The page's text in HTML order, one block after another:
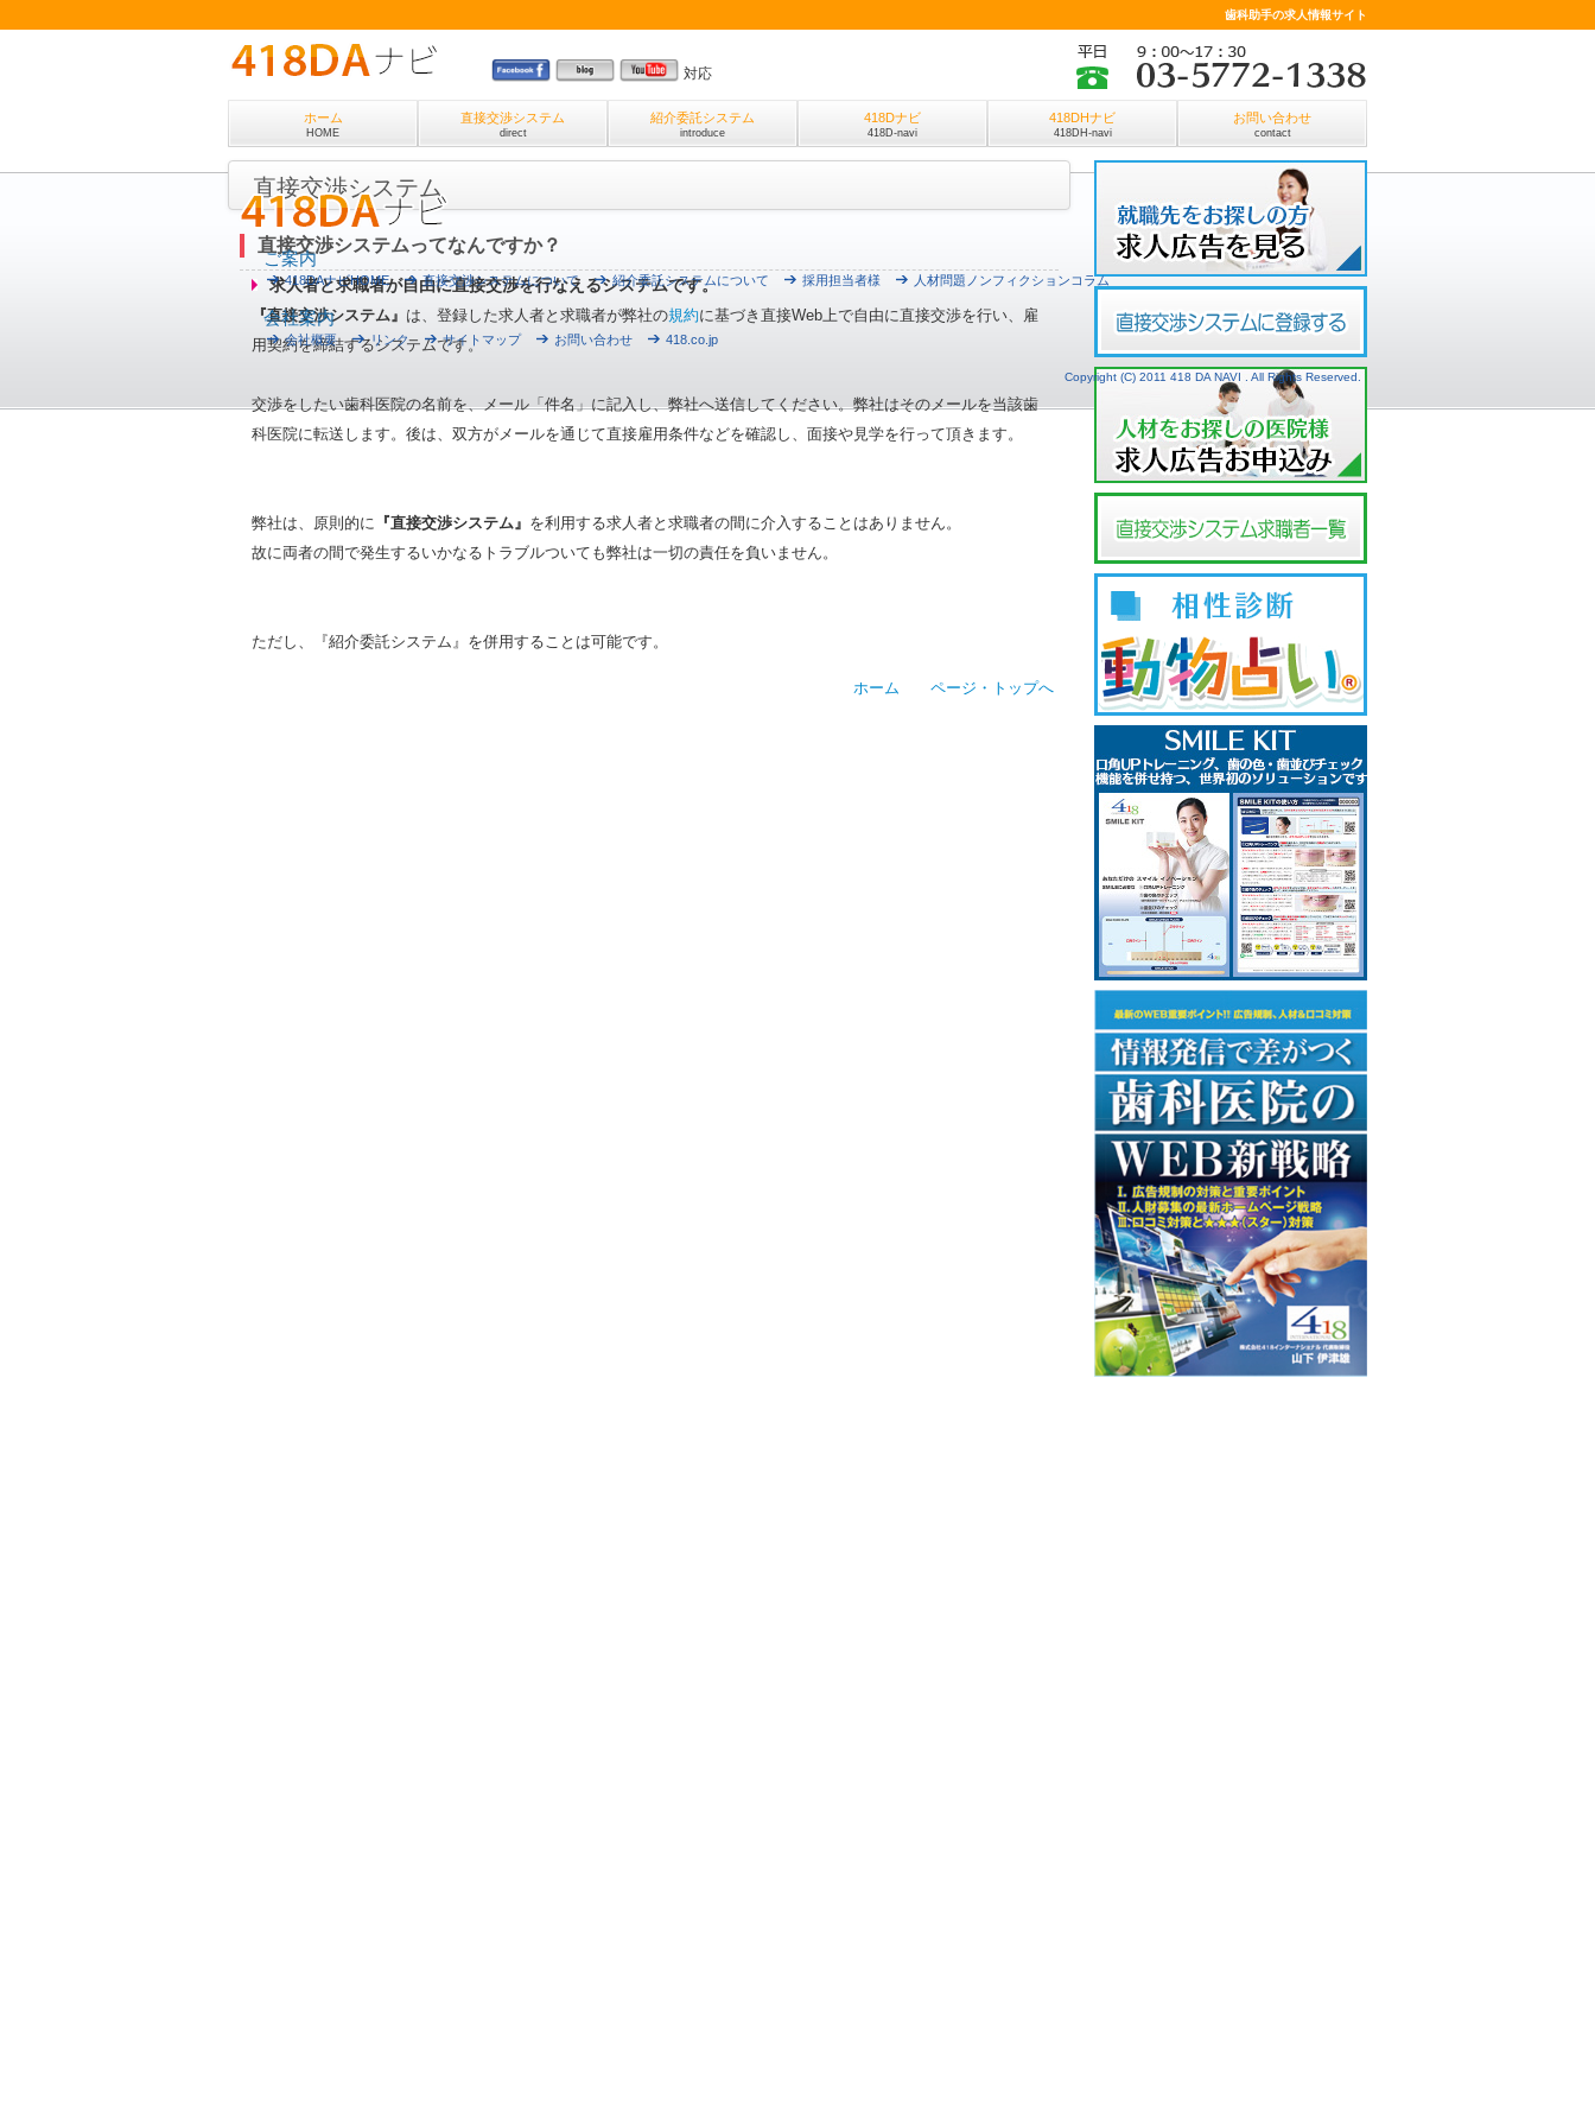
歯科助手の求人情報サイト
対応
ホーム
HOME
直接交渉システム
direct
紹介委託システム
introduce
418Dナビ
418D-navi
418DHナビ
418DH-navi
お問い合わせ
contact
直接交渉システム
直接交渉システムってなんですか？
求人者と求職者が自由に直接交渉を行なえるシステムです。
『直接交渉システム』 は、登録した求人者と求職者が弊社の規約に基づき直接Web上で自由に直接交渉を行い、雇
用契約を締結するシステムです。
交渉をしたい歯科医院の名前を、メール「件名」に記入し、弊社へ送信してください。弊社はそのメールを当該歯
科医院に転送します。後は、双方がメールを通じて直接雇用条件などを確認し、面接や見学を行って頂きます。
弊社は、原則的に 『直接交渉システム』 を利用する求人者と求職者の間に介入することはありません。
故に両者の間で発生するいかなるトラブルついても弊社は一切の責任を負いません。
ただし、『紹介委託システム』を併用することは可能です。
ホーム ページ・トップへ
ご案内
418DAナビHOME 直接交渉システムについて 紹介委託システムについて 採用担当者様 人材問題ノンフィクションコラム
会社案内
会社概要 リンク サイトマップ お問い合わせ 418.co.jp
Copyright (C) 2011 418 DA NAVI . All Rights Reserved.